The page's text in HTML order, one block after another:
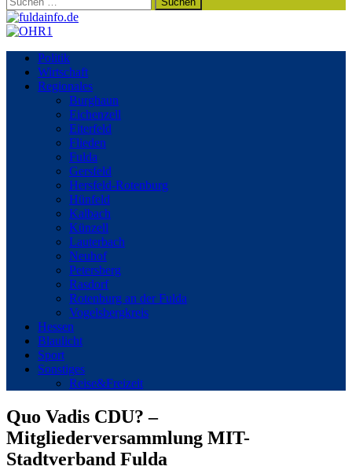
nach:
Politik
Wirtschaft
Regionales
Burghaun
Eichenzell
Eiterfeld
Flieden
Fulda
Gersfeld
Hersfeld-Rotenburg
Hünfeld
Kalbach
Künzell
Lauterbach
Neuhof
Petersberg
Rasdorf
Rotenburg an der Fulda
Vogelsbergkreis
Hessen
Blaulicht
Sport
Sonstiges
Reise&Freizeit
Quo Vadis CDU? –
Mitgliederversammlung MIT-
Stadtverband Fulda